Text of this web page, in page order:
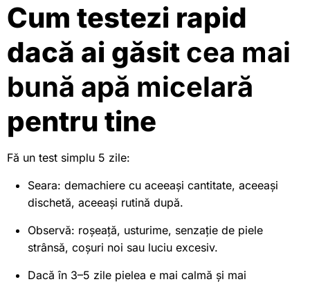
Cum testezi rapid
dacă ai găsit cea mai
bună apă micelară
pentru tine
Fă un test simplu 5 zile:
Seara: demachiere cu aceeași cantitate, aceeași
dischetă, aceeași rutină după.
Observă: roșeață, usturime, senzație de piele
strânsă, coșuri noi sau luciu excesiv.
Dacă în 3–5 zile pielea e mai calmă și mai